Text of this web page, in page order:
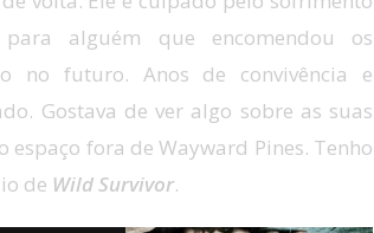
alguém que encomendou os
no futuro. Anos de convivência e
Gostava de ver algo sobre as suas
fora de Wayward Pines. Tenho
de Wild Survivor.